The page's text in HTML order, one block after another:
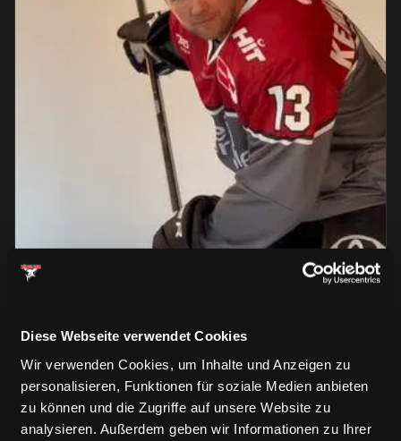
Diese Webseite verwendet Cookies
Wir verwenden Cookies, um Inhalte und Anzeigen zu
personalisieren, Funktionen für soziale Medien anbieten
zu können und die Zugriffe auf unsere Website zu
analysieren. Außerdem geben wir Informationen zu Ihrer
08.08.2026